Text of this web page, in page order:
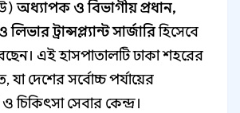
অধ্যাপক ও বিভাগীয় প্রধান,
ট্রান্সপ্ল্যান্ট সার্জারিহিসেবে
এই হাসপাতালটি ঢাকা শহরের
যা দেশের সর্বোচ্চ পর্যায়ের
চিকিৎসা সেবার কেন্দ্র।